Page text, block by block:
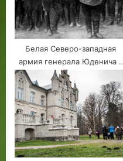
Белая Северо-западная
армия генерала Юденича в
Эстонии. Бронирование
экскурсии.